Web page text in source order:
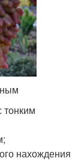
тонким
нахождения